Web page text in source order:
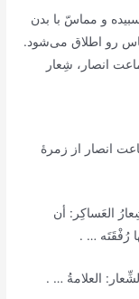
و مماسّ با بدن
رو اطلاق می‌شود.
انصار، شِعار
انصار از زمرۀ
العَساکِر: أن
رُفْقَتَه … .‌
العلامةُ … .